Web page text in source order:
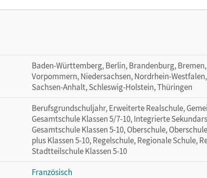
Baden-Württemberg, Berlin, Brandenburg,
Vorpommern, Niedersachsen, Nordrhein-
Sachsen-Anhalt, Schleswig-Holstein, Thüringen
Berufsgrundschuljahr, Erweiterte Realschule,
Gesamtschule Klassen 5/7-10, Integrierte
Gesamtschule Klassen 5-10, Oberschule,
plus Klassen 5-10, Regelschule, Regionale Schule,
Stadtteilschule Klassen 5-10
Französisch